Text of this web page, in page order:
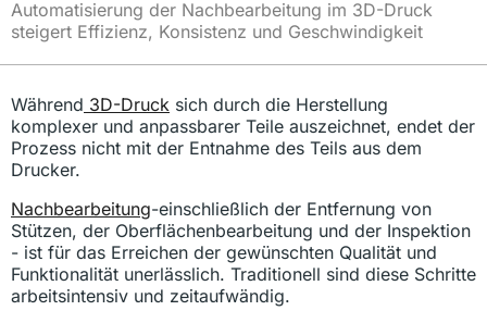
Automatisierung der Nachbearbeitung im 3D-Druck
steigert Effizienz, Konsistenz und Geschwindigkeit
Während 3D-Druck sich durch die Herstellung
komplexer und anpassbarer Teile auszeichnet, endet der
Prozess nicht mit der Entnahme des Teils aus dem
Drucker.
Nachbearbeitung-einschließlich der Entfernung von
Stützen, der Oberflächenbearbeitung und der Inspektion
- ist für das Erreichen der gewünschten Qualität und
Funktionalität unerlässlich. Traditionell sind diese Schritte
arbeitsintensiv und zeitaufwändig.